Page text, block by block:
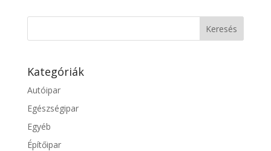
Kategóriák
Autóipar
Egészségipar
Egyéb
Építőipar